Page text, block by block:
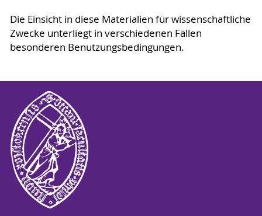
Die Einsicht in diese Materialien für wissenschaftliche
Zwecke unterliegt in verschiedenen Fällen
besonderen Benutzungsbedingungen.